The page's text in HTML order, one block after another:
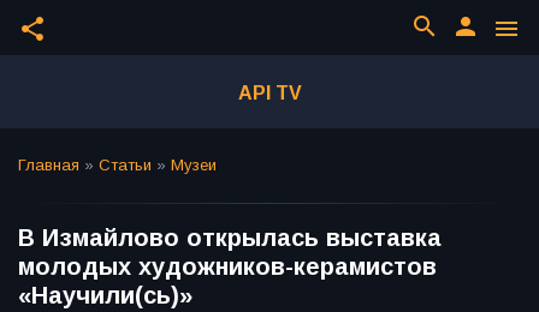
share menu
person
search
API TV
Главная » Статьи » Музеи
В Измайлово открылась выставка
молодых художников-керамистов
«Научили(сь)»